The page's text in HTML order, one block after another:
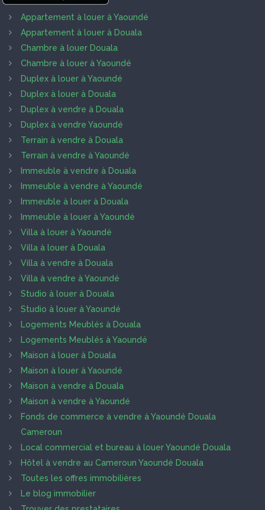
Appartement à louer à Yaoundé
Appartement à louer à Douala
Chambre à louer Douala
Chambre à louer à Yaoundé
Duplex à louer à Yaoundé
Duplex à louer à Douala
Duplex à vendre à Douala
Duplex à vendre Yaoundé
Terrain à vendre à Douala
Terrain à vendre à Yaoundé
Immeuble à vendre à Douala
Immeuble à vendre à Yaoundé
Immeuble à louer à Douala
Immeuble à louer à Yaoundé
Villa à louer à Yaoundé
Villa à louer à Douala
Villa à vendre à Douala
Villa à vendre à Yaoundé
Studio à louer à Douala
Studio à louer à Yaoundé
Logements Meublés à Douala
Logements Meublés à Yaoundé
Maison à louer à Douala
Maison à louer à Yaoundé
Maison à vendre à Douala
Maison à vendre à Yaoundé
Fonds de commerce à vendre à Yaoundé Douala
Cameroun
Local commercial et bureau à louer Yaoundé Douala
Hôtel à vendre au Cameroun Yaoundé Douala
Toutes les offres immobilières
Le blog immobilier